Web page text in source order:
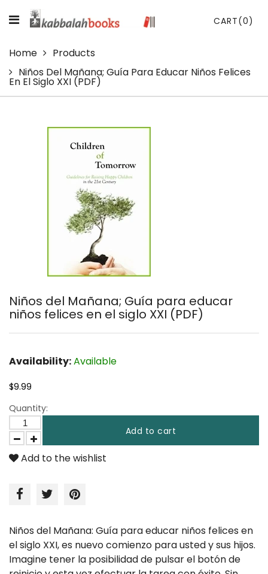
CART(0)
Home
Products
Niños Del Mañana; Guía Para Educar Niños Felices
En El Siglo XXI (PDF)
Niños del Mañana; Guía para educar
niños felices en el siglo XXI (PDF)
Availability:Available
$9.99
Quantity:
Add to cart
Add to the wishlist
Niños del Mañana: Guía para educar niños felices en
el siglo XXI, es nuevo comienzo para usted y sus hijos.
Imagine tener la posibilidad de pulsar el botón de